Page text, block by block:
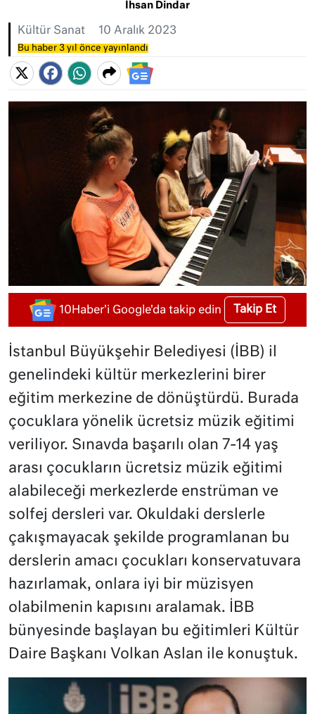
İhsan Dindar
Kültür Sanat 10 Aralık 2023
Bu haber 3 yıl önce yayınlandı
10Haber'i Google'da takip edin Takip Et
İstanbul Büyükşehir Belediyesi (İBB) il
genelindeki kültür merkezlerini birer
eğitim merkezine de dönüştürdü. Burada
çocuklara yönelik ücretsiz müzik eğitimi
veriliyor. Sınavda başarılı olan 7-14 yaş
arası çocukların ücretsiz müzik eğitimi
alabileceği merkezlerde enstrüman ve
solfej dersleri var. Okuldaki derslerle
çakışmayacak şekilde programlanan bu
derslerin amacı çocukları konservatuvara
hazırlamak, onlara iyi bir müzisyen
olabilmenin kapısını aralamak. İBB
bünyesinde başlayan bu eğitimleri Kültür
Daire Başkanı Volkan Aslan ile konuştuk.